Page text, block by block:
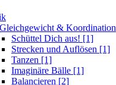
Gleichgewicht & Koordination
Schüttel Dich aus! [1]
Strecken und Auflösen [1]
Tanzen [1]
Imaginäre Bälle [1]
Balancieren [2]